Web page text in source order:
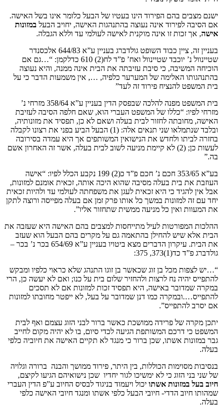
בהם הפירוד הינו בעטיו של הבעל כלומר אינו בשל האישה.
אינה נעוצה בהתנהגות האישה, יחויב הבעלבמזונות
זו אינה מוקנית לאישה לעולמי עד וללא הגבלה.
בעניין זה, ציין כבוד השופט גולדברג בעניין ע”א 644/83 אלכסנדר
שטיינוול נ’ יוכבד שטיינוול ואח’ פ”ד לח(2) 610 כדלקמן: “…גם אם
כי סיבת עזיבתה את הבית אינה ממנה, והיא נעוצה
האלימה של המערער כלפיה, …, אין משמעות הדבר כי על
להנציח פירוד זה לעד”
בית המשפט מפנה להלכה שבפסק הדין בעניין ע”א 358/64 מזרחי נ’
“כללו של המשפט העברי הוא, שאם חלפה הסיבה לעזיבת
לחזור לבית בעלה ושאם לא כן, תפסיד את מזונותיה,
ובלבד שנתמלאו שני תנאים אלה: (1) הבעל הביע בפני את רצונו לקבלה
ולחדש את הנישואין המשותפים אך היא עמדה בסירובה
לעשות כן; (2) לא קיימת מניעה לשוב לבית בעלה, אשר זה האחרון אשם
בע”א 353/65 חכם נ’ חכם פ”ד כ(2) 199 נקבע הכלל לפיו: “אישה
בית בעלה מסיבה שהוא היכה אותה, זכאית אומנם למזונות,
כי היא זכאית לעגן את משפחתה לעולמי עד ולהיות זכאית
במשך כל אותו פרק זמן אם בעלה מפייסה ורוצה לתקן
ואין כל מניעה ממשית שתחזור אליו”.
לעיל מתייחסות למצבים בהם האישה היא שעזבה את
שיש להחילן בהתאמה גם על מקרים בהם הבעל הוא שעזב
את הבית. עיקרון הדברים מצא ביטויו בעניין ע”א 654/69 בכר נ’ בכר –
375:
מכל בן זוג שכאשר בן זוגו התנהג שלא כראוי כלפיו ומבקש
נח לרצות ולהחזיר שלום בית על כנו; ואם לא יעשה כן, הרי
באישה, היא תפסיד זכות למזונות אם לא תסכים
כמו דנן שמדובר על בעל, לא ייפטר מחובתו למזונות
של פרידה ממושכת כאשר ברור לבני הזוג עצמם ואף לבית
המשותפת הגיעה לכדי סיום, בו לא יהיה מקום לחייב
אשתו, שכן ברור כי מנגד לא תקיים האישה את חיוביה כלפי
הכוללות, בין היתר, פירוד ממושך והבנה ברורה וגלויה
הזוג כי לא ימשיכו לגור יחדיו שכן נישואיהם הגיעו לקיצם,
אשתויכול ויעמוד בניגוד לבסיס החיוב ע”פ הדין העברי
הדדי- חיובי הבעל כלפי אשתו ומנגד חיובי האישה כלפי